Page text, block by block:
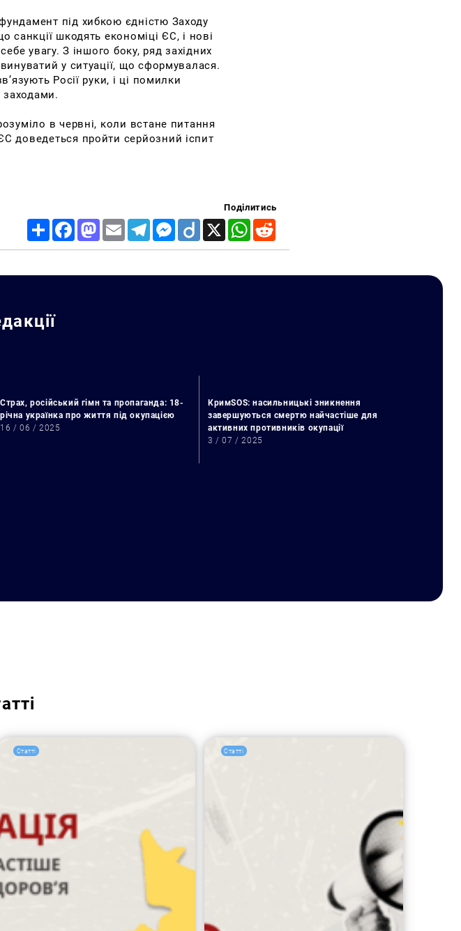
під хибкою єдністю Заходу
санкції шкодять економіці ЄС, і нові
увагу. З іншого боку, ряд західних
у ситуації, що сформувалася.
Росії руки, і ці помилки
в червні, коли встане питання
доведеться пройти серйозний іспит
Поділитись
Share FacebookMastodon
Email TelegramMessenger
Diigo X WhatsApp
Страх, російський гімн та пропаганда: 18-
річна українка про життя під окупацією
16 / 06 / 2025
КримSOS: насильницькі зникнення
завершуються смертю найчастіше для
активних противників окупації
3 / 07 / 2025
Статті Статті